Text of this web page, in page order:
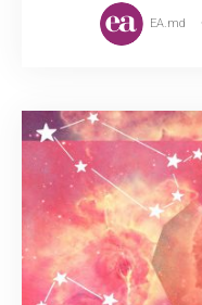
EA.md